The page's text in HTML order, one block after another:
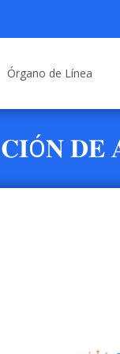
Órgano de Línea
𝐃𝐄